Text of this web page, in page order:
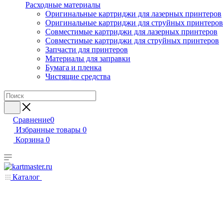
Расходные материалы
Оригинальные картриджи для лазерных принтеров
Оригинальные картриджи для струйных принтеров
Совместимые картриджи для лазерных принтеров
Совместимые картриджи для струйных принтеров
Запчасти для принтеров
Материалы для заправки
Бумага и пленка
Чистящие средства
Сравнение0
Избранные товары 0
Корзина 0
Каталог